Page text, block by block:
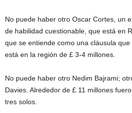
No puede haber otro Oscar Cortes, un
de habilidad cuestionable, que está en
que se entiende como una cláusula
está en la región de £ 3-4 millones.
No puede haber otro Nedim Bajrami;
Davies. Alrededor de £ 11 millones
tres solos.